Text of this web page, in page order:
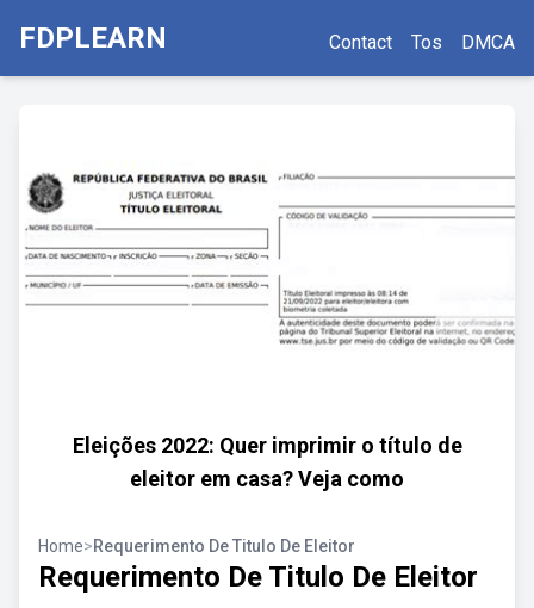
FDPLEARN Contact Tos DMCA
Eleições 2022: Quer imprimir o título de
eleitor em casa? Veja como
Home>Requerimento De Titulo De Eleitor
Requerimento De Titulo De Eleitor